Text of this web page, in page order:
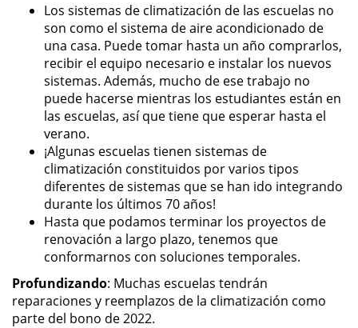
Los sistemas de climatización de las escuelas no
son como el sistema de aire acondicionado de
una casa. Puede tomar hasta un año comprarlos,
recibir el equipo necesario e instalar los nuevos
sistemas. Además, mucho de ese trabajo no
puede hacerse mientras los estudiantes están en
las escuelas, así que tiene que esperar hasta el
verano.
¡Algunas escuelas tienen sistemas de
climatización constituidos por varios tipos
diferentes de sistemas que se han ido integrando
durante los últimos 70 años!
Hasta que podamos terminar los proyectos de
renovación a largo plazo, tenemos que
conformarnos con soluciones temporales.
Profundizando: Muchas escuelas tendrán
reparaciones y reemplazos de la climatización como
parte del bono de 2022.